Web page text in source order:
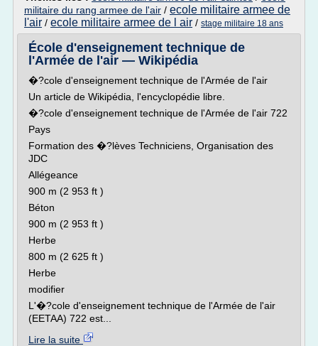
militaire du rang armee de l'air / ecole militaire armee de
l'air / ecole militaire armee de l air / stage militaire 18 ans
École d'enseignement technique de
l'Armée de l'air — Wikipédia
�?cole d'enseignement technique de l'Armée de l'air
Un article de Wikipédia, l'encyclopédie libre.
�?cole d'enseignement technique de l'Armée de l'air 722
Pays
Formation des �?lèves Techniciens, Organisation des
JDC
Allégeance
900 m (2 953 ft )
Béton
900 m (2 953 ft )
Herbe
800 m (2 625 ft )
Herbe
modifier
L'�?cole d'enseignement technique de l'Armée de l'air
(EETAA) 722 est...
Lire la suite